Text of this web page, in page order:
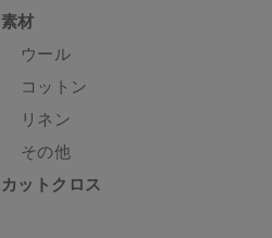
素材
ウール
コットン
リネン
その他
カットクロス